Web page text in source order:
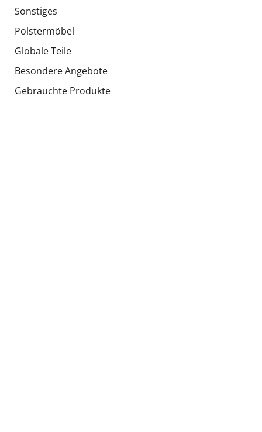
Sonstiges
Polstermöbel
Globale Teile
Besondere Angebote
Gebrauchte Produkte